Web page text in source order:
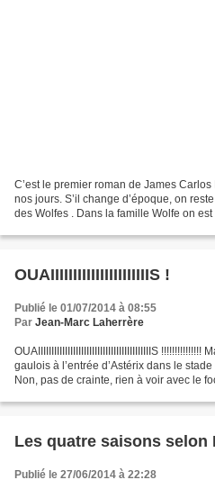
C’est le premier roman de James
nos jours. S’il change d’époque, on
des Wolfes . Dans la famille Wolfe on est
OUAIIIIIIIIIIIIIIIIIIIIIIS !
Publié le 01/07/2014 à 08:55
Par Jean-Marc Laherrère
OUAIIIIIIIIIIIIIIIIIIIIIIIIIIIIIIIIIIIIIIIIIIS
gaulois à l’entrée d’Astérix dans le
Non, pas de crainte, rien à voir avec le
Les quatre saisons selon
Publié le 27/06/2014 à 22:28